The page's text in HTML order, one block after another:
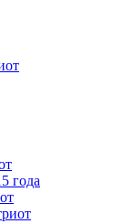
года